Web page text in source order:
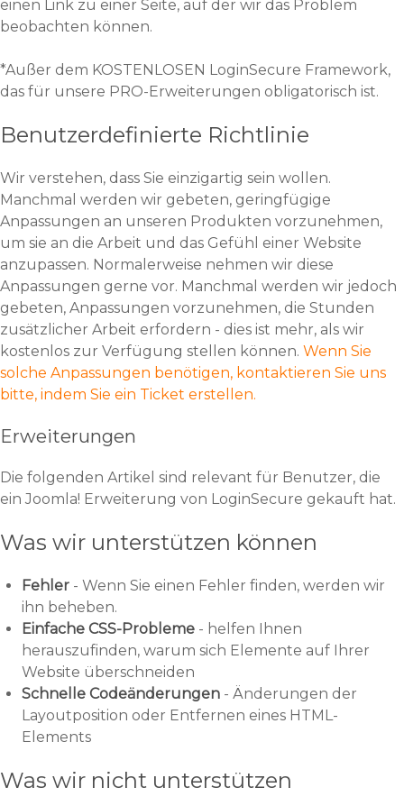
einen Link zu einer Seite, auf der wir das Problem
beobachten können.
*Außer dem KOSTENLOSEN LoginSecure Framework,
das für unsere PRO-Erweiterungen obligatorisch ist.
Benutzerdefinierte Richtlinie
Wir verstehen, dass Sie einzigartig sein wollen.
Manchmal werden wir gebeten, geringfügige
Anpassungen an unseren Produkten vorzunehmen,
um sie an die Arbeit und das Gefühl einer Website
anzupassen. Normalerweise nehmen wir diese
Anpassungen gerne vor. Manchmal werden wir jedoch
gebeten, Anpassungen vorzunehmen, die Stunden
zusätzlicher Arbeit erfordern - dies ist mehr, als wir
kostenlos zur Verfügung stellen können. Wenn Sie
solche Anpassungen benötigen, kontaktieren Sie uns
bitte, indem Sie ein Ticket erstellen.
Erweiterungen
Die folgenden Artikel sind relevant für Benutzer, die
ein Joomla! Erweiterung von LoginSecure gekauft hat.
Was wir unterstützen können
Fehler - Wenn Sie einen Fehler finden, werden wir
ihn beheben.
Einfache CSS-Probleme - helfen Ihnen
herauszufinden, warum sich Elemente auf Ihrer
Website überschneiden
Schnelle Codeänderungen - Änderungen der
Layoutposition oder Entfernen eines HTML-
Elements
Was wir nicht unterstützen